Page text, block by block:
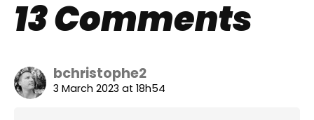
13 Comments
bchristophe2
3 March 2023 at 18h54